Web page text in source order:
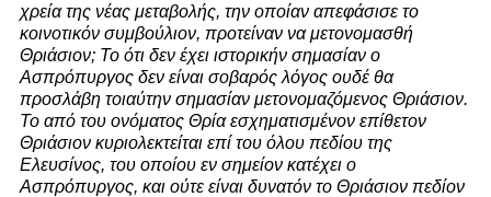
χρεία της νέας μεταβολής, την οποίαν απεφάσισε το
κοινοτικόν συμβούλιον, προτείναν να μετονομασθή
Θριάσιον; Το ότι δεν έχει ιστορικήν σημασίαν ο
Ασπρόπυργος δεν είναι σοβαρός λόγος ουδέ θα
προσλάβη τοιαύτην σημασίαν μετονομαζόμενος Θριάσιον.
Το από του ονόματος Θρία εσχηματισμένον επίθετον
Θριάσιον κυριολεκτείται επί του όλου πεδίου της
Ελευσίνος, του οποίου εν σημείον κατέχει ο
Ασπρόπυργος, και ούτε είναι δυνατόν το Θριάσιον πεδίον